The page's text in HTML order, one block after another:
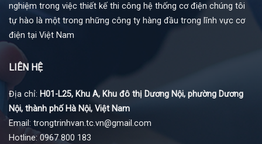
nghiệm trong việc thiết kế thi công hệ thống cơ điện chúng tôi
tự hào là một trong những công ty hàng đầu trong lĩnh vực cơ
điện tại Việt Nam
LIÊN HỆ
Địa chỉ: H01-L25, Khu A, Khu đô thị Dương Nội, phường Dương
Nội, thành phố Hà Nội, Việt Nam
Email: trongtrinhvan.tc.vn@gmail.com
Hotline: 0967 800 183